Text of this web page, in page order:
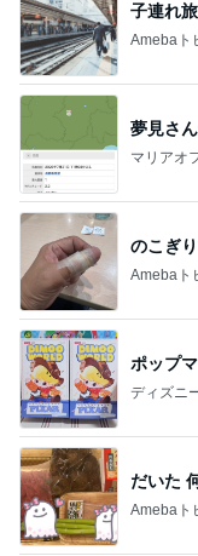
子連れ
Amebaト
夢見さ
マリアオ
のこぎ
Amebaト
ポップ
ディズニ
だいた
Amebaト